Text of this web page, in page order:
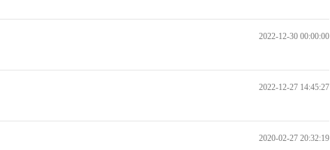
2022-12-30 00:00:00
2022-12-27 14:45:27
2020-02-27 20:32:19